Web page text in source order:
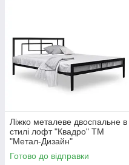
Ліжко металеве двоспальне в
стилі лофт "Квадро" ТМ
"Метал-Дизайн"
Готово до відправки